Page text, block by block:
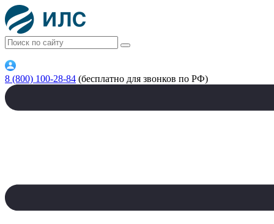
8 (800) 100-28-84 (бесплатно для звонков по РФ)